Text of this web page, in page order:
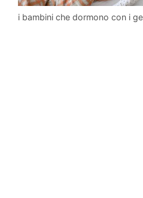
i bambini che dormono con i